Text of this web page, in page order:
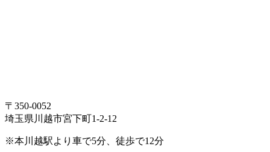
〒350-0052
埼玉県川越市宮下町1-2-12
※本川越駅より車で5分、徒歩で12分